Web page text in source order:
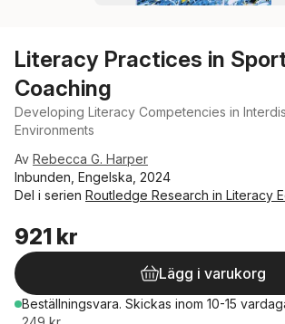
Literacy Practices in
Coaching
Developing Literacy Competencies in
Environments
Av Rebecca G. Harper
Inbunden, Engelska, 2024
Del i serien Routledge Research in Literacy
921 kr
Lägg i varukorg
Beställningsvara. Skickas inom 10-15